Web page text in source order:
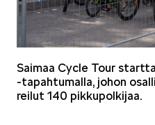
Saimaa Cycle Tour
-tapahtumalla, johon
reilut 140 pikkupolkijaa.